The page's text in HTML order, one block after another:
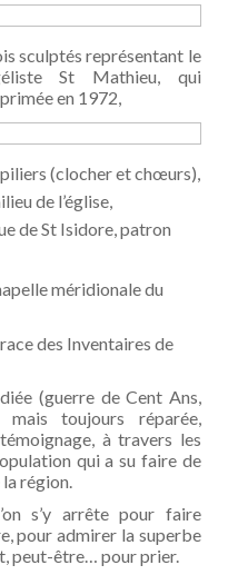
sculptés représentant le
St Mathieu, qui
en 1972,
(clocher et chœurs),
de l’église,
de St Isidore, patron
méridionale du
des Inventaires de
(guerre de Cent Ans,
toujours réparée,
à travers les
qui a su faire de
région.
s’y arrête pour faire
pour admirer la superbe
peut-être… pour prier.